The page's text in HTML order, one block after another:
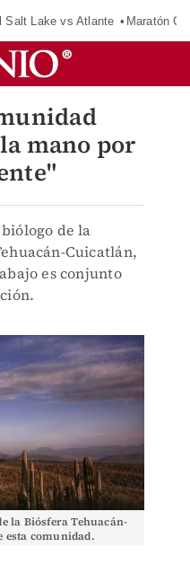
Salt Lake vs Atlante Maratón
mano por
de la
Cuicatlán,
es conjunto
la Biósfera Tehuacán-
esta comunidad.